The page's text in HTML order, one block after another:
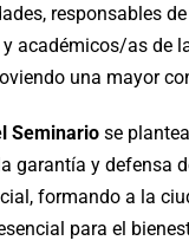
responsables
académicos/as de
una mayor
Seminario se
garantía y defensa
formando a la
para el